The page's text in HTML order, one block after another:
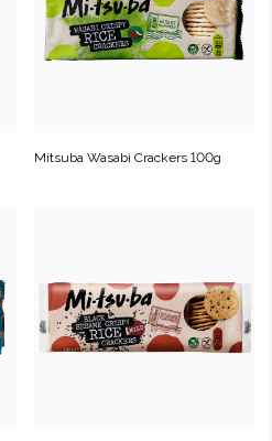
Mitsuba Wasabi Crackers 100g